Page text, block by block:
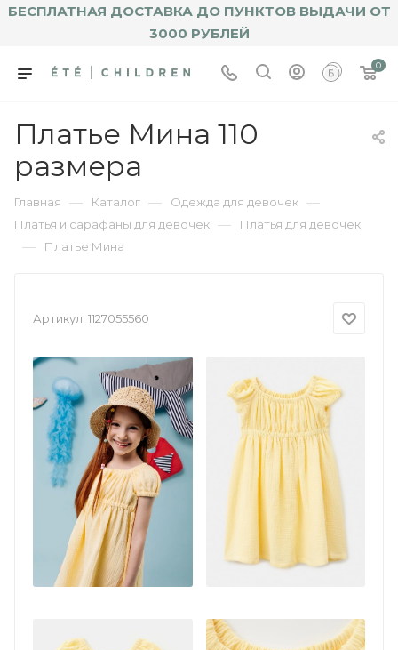
БЕСПЛАТНАЯ ДОСТАВКА ДО ПУНКТОВ ВЫДАЧИ ОТ
3000 РУБЛЕЙ
0
Платье Мина 110
размера
Главная — Каталог — Одежда для девочек —
Платья и сарафаны для девочек — Платья для девочек
— Платье Мина
Артикул: 1127055560